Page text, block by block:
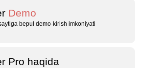
Demo
bepul demo‑kirish imkoniyati
Pro haqida